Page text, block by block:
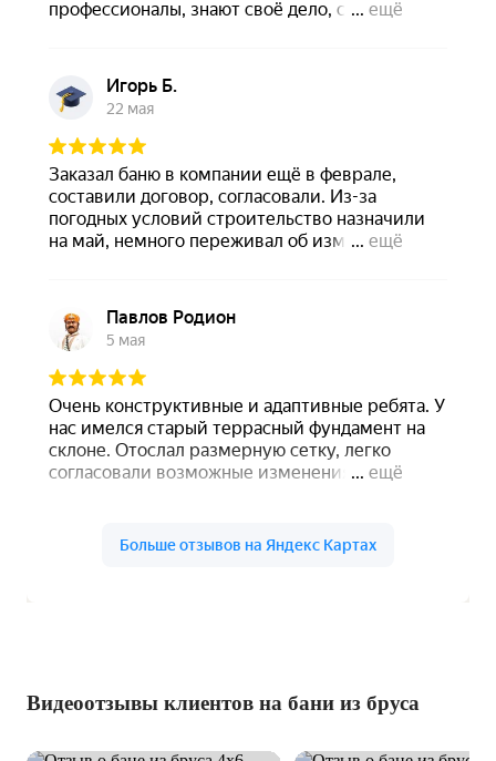
Видеоотзывы клиентов на бани из бруса